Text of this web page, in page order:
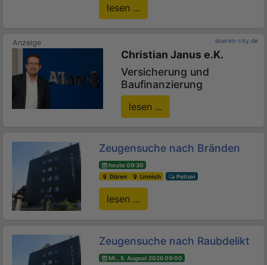
lesen ...
dueren-city.de
Christian Janus e.K.
Versicherung und
Baufinanzierung
lesen ...
Zeugensuche nach Bränden
heute 09:30
Düren
Linnich Polizei
lesen ...
Zeugensuche nach Raubdelikt
Mi., 5. August 2026 09:00